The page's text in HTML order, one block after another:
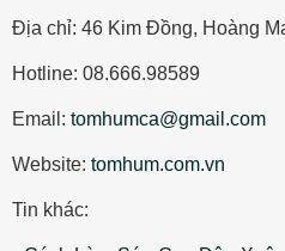
Địa chỉ: 46 Kim Đồng, Hoàng
Hotline: 08.666.98589
Email: tomhumca@gmail.com
Website: tomhum.com.vn
Tin khác: